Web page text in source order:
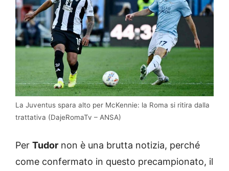
La Juventus spara alto per McKennie: la Roma si ritira dalla
trattativa (DajeRomaTv – ANSA)
Per Tudor non è una brutta notizia, perché
come confermato in questo precampionato, il